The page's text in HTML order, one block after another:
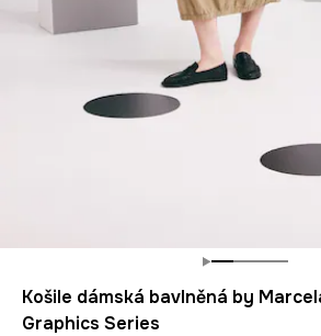
Košile dámská bavlněná by
Graphics Series